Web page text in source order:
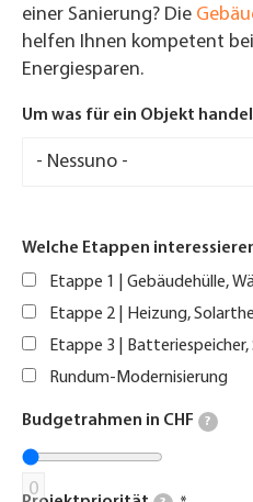
einer Sanierung? Die
helfen Ihnen kompetent
Energiesparen.
Um was für ein Objekt
Welche Etappen
Etappe 1 | Gebäudehülle,
Etappe 2 | Heizung,
Etappe 3 |
Rundum-Modernisierung
Budgetrahmen in CHF ?
0